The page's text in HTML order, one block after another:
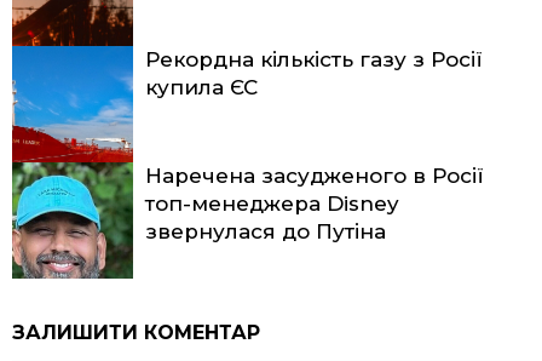
Рекордна кількість газу з Росії
купила ЄС
Наречена засудженого в Росії
топ-менеджера Disney
звернулася до Путіна
ЗАЛИШИТИ КОМЕНТАР